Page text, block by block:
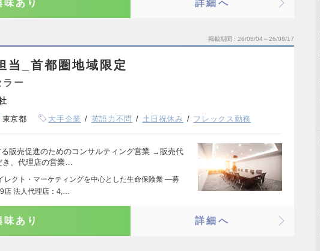
味あり 詳細へ
掲載期間 26/08/04～26/08/17
当_首都圏地域限定
ラー
東京都 大手企業 英語力不問 土日祝休み フレックス勤務
る販売促進のためのコンサルティング営業 →販売代
き、代理店の営業…
レクト・マーケティングを中心とした生命保険業 ―募
法人代理店：4,…
味あり 詳細へ